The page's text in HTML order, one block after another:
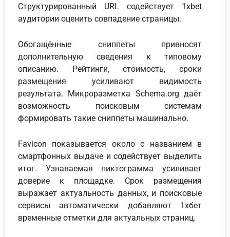
Структурированный URL содействует 1xbet
аудитории оценить совпадение страницы.
Обогащённые сниппеты привносят
дополнительную сведения к типовому
описанию. Рейтинги, стоимость, сроки
размещения усиливают видимость
результата. Микроразметка Schema.org даёт
возможность поисковым системам
формировать такие сниппеты машинально.
Favicon показывается около с названием в
смартфонных выдаче и содействует выделить
итог. Узнаваемая пиктограмма усиливает
доверие к площадке. Срок размещения
выражает актуальность данных, и поисковые
сервисы автоматически добавляют 1хбет
временные отметки для актуальных страниц.